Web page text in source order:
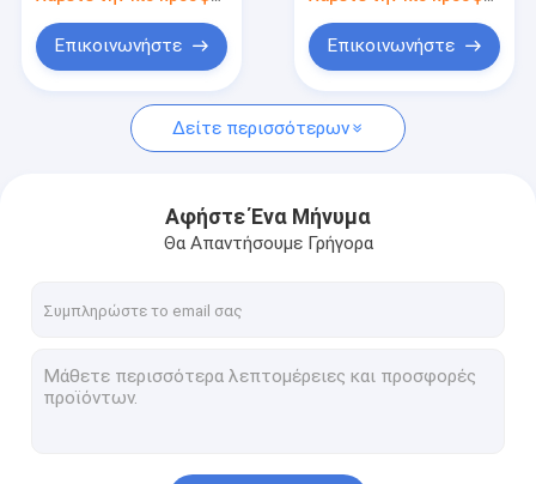
Συνέλευση PCB EMS
γρήγορη συνέλευση PCB στροφής
Με το κλειδί στο χέρι συνέλευση PCB
2 στρώματα PCB
ΠΟΛΥΣΤΡΩΜΑΤΙΚΟ PCBS
Επικοινωνήστε Επικοινωνήστε
Δείτε περισσότερων
Αφήστε Ένα Μήνυμα
Θα Απαντήσουμε Γρήγορα